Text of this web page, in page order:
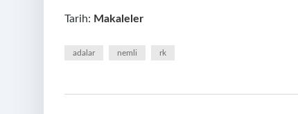
Tarih: Makaleler
adalar nemli rk